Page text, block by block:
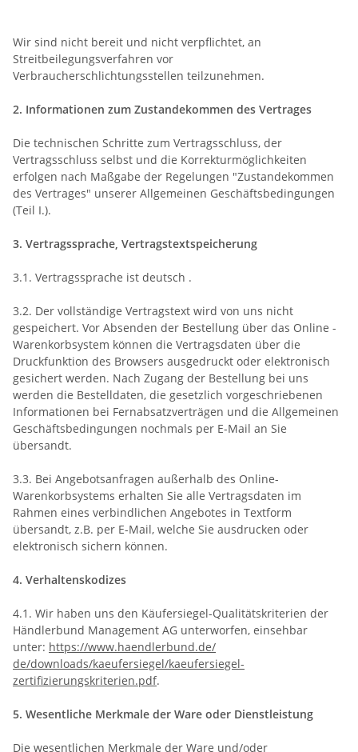
Wir sind nicht bereit und nicht verpflichtet, an
Streitbeilegungsverfahren vor
Verbraucherschlichtungsstellen teilzunehmen.
2. Informationen zum Zustandekommen des Vertrages
Die technischen Schritte zum Vertragsschluss, der
Vertragsschluss selbst und die Korrekturmöglichkeiten
erfolgen nach Maßgabe der Regelungen "Zustandekommen
des Vertrages" unserer Allgemeinen Geschäftsbedingungen
(Teil I.).
3. Vertragssprache, Vertragstextspeicherung
3.1. Vertragssprache ist deutsch .
3.2. Der vollständige Vertragstext wird von uns nicht
gespeichert. Vor Absenden der Bestellung über das Online -
Warenkorbsystem können die Vertragsdaten über die
Druckfunktion des Browsers ausgedruckt oder elektronisch
gesichert werden. Nach Zugang der Bestellung bei uns
werden die Bestelldaten, die gesetzlich vorgeschriebenen
Informationen bei Fernabsatzverträgen und die Allgemeinen
Geschäftsbedingungen nochmals per E-Mail an Sie
übersandt.
3.3. Bei Angebotsanfragen außerhalb des Online-
Warenkorbsystems erhalten Sie alle Vertragsdaten im
Rahmen eines verbindlichen Angebotes in Textform
übersandt, z.B. per E-Mail, welche Sie ausdrucken oder
elektronisch sichern können.
4. Verhaltenskodizes
4.1. Wir haben uns den Käufersiegel-Qualitätskriterien der
Händlerbund Management AG unterworfen, einsehbar
unter: https://www.haendlerbund.de/
de/downloads/kaeufersiegel/kaeufersiegel-
zertifizierungskriterien.pdf.
5. Wesentliche Merkmale der Ware oder Dienstleistung
Die wesentlichen Merkmale der Ware und/oder